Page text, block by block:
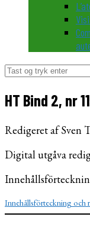
Søg
HT Bind 2, nr
Redigeret af Sven
Digital utgåva
Innehållsförteckning och